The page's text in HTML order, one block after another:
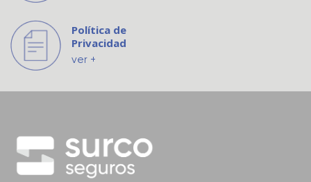
Política de
Privacidad
ver +